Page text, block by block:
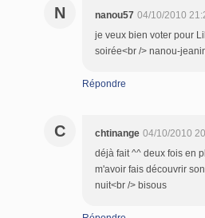
N nanou57 04/10/2010
je veux bien voter pour
soirée<br /> nanou-
Répondre
C chtinange 04/10/2010
déjà fait ^^ deux fois en
m'avoir fais découvrir
nuit<br /> bisous